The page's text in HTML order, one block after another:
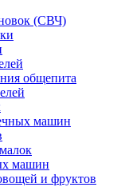
(СВЧ)
общепита
машин
машин
и фруктов